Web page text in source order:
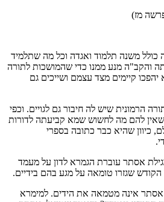
מז)
משנה תלמוד ואגדה וכל מה שתלמיד
והקב"ה מנע ממנו כדי שהמושכות לתורה
קיימים מצד עצמם ושייכים גם
הרמונית שיש לה חיבור גם לגויים. וכפי
להם מה לחשוש שמא קביעתה לדורות
כיוון שהיא כבר כתובה בספרי
אסתר עוברת הגמרא לדון על מעמד
שגזרו טומאה על מגע בהם בידיים.
אינה מטמאה את הידים. למימרא